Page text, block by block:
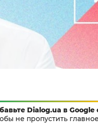
Dialog.ua в Google
не пропустить